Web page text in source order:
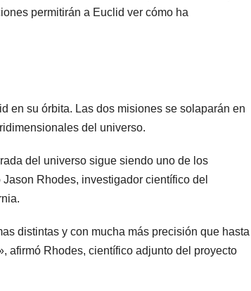
permitirán a Euclid ver cómo ha
en su órbita. Las dos misiones se solaparán en
del universo.
del universo sigue siendo uno de los
Rhodes, investigador científico del
distintas y con mucha más precisión que hasta
afirmó Rhodes, científico adjunto del proyecto